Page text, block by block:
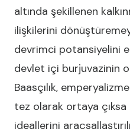
altında şekillenen
ilişkilerini
devrimci potansiyelini
devlet içi burjuvazinin
Baasçılık,
tez olarak ortaya
ideallerini